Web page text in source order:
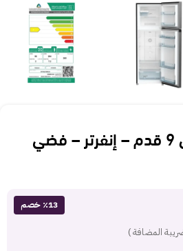
ثلاجة بابين هيتاشى 9 قدم – إنفرتر – فضي
٪13 خصم
المضافة )